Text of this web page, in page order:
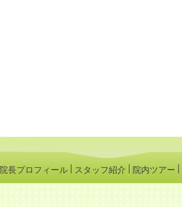
院長プロフィール スタッフ紹介 院内ツアー